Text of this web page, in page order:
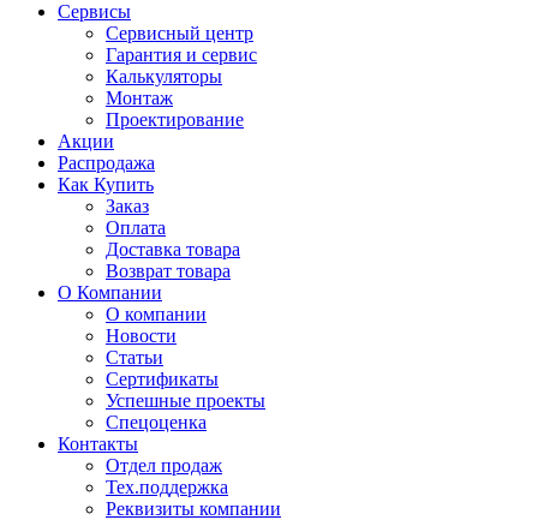
Сервисы
Сервисный центр
Гарантия и сервис
Калькуляторы
Монтаж
Проектирование
Акции
Распродажа
Как Купить
Заказ
Оплата
Доставка товара
Возврат товара
О Компании
О компании
Новости
Статьи
Сертификаты
Успешные проекты
Спецоценка
Контакты
Отдел продаж
Тех.поддержка
Реквизиты компании